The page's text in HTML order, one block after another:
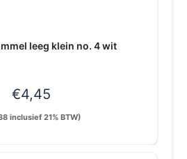
leeg klein no. 4 wit
€4,45
inclusief 21% BTW)